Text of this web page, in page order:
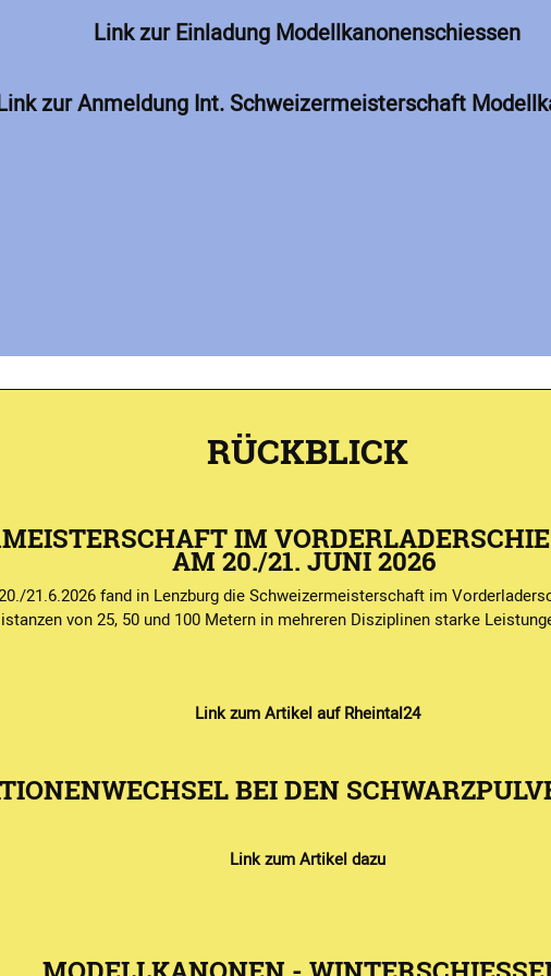
Link zur Einladung Modellkanonenschiessen
zur Anmeldung Int. Schweizermeisterschaft
RÜCKBLICK
IM
AM 20./21. JUNI 2026
21.6.2026 fand in Lenzburg die Schweizermeisterschaft im
von 25, 50 und 100 Metern in mehreren Disziplinen starke
Link zum Artikel auf Rheintal24
BEI DEN
Link zum Artikel dazu